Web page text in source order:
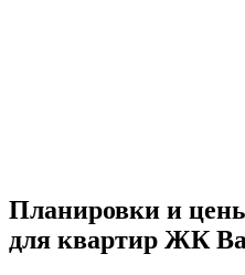
Планировки и
для квартир ЖК